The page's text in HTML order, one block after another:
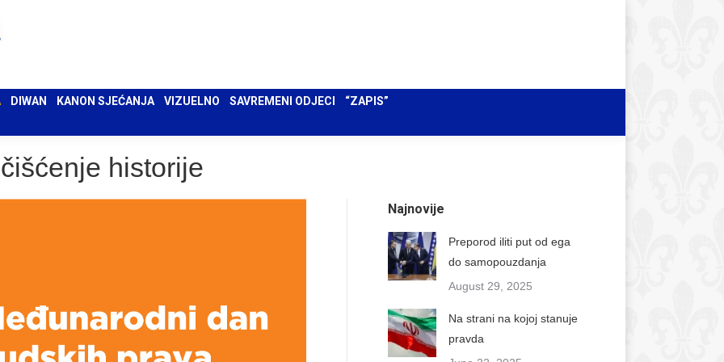
DIWAN KANON SJEĆANJA VIZUELNO SAVREMENI ODJECI “ZAPIS”
historije
Najnovije
Preporod iliti put od ega
do samopouzdanja
August 29, 2025
Na strani na kojoj stanuje
pravda
opens